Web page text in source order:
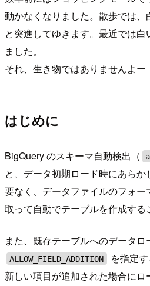
動かなくなりました。散歩では
と突進してゆきます。最近では
ました。
それ、生き物ではありませんよー
はじめに
BigQuery のスキーマ自動検出（
と、データ初期ロード時にあら
要なく、データファイルのフォ
取って自動でテーブルを作成する
また、既存テーブルへのデータロ
ALLOW_FIELD_ADDITION
を指定
新しい項目が追加された場合に